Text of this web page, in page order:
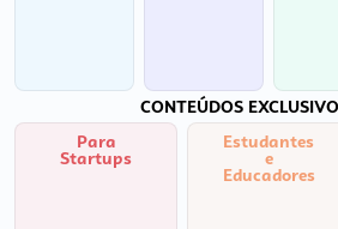
CONTEÚDOS
Para
Startups
Estudantes
e
Educadores